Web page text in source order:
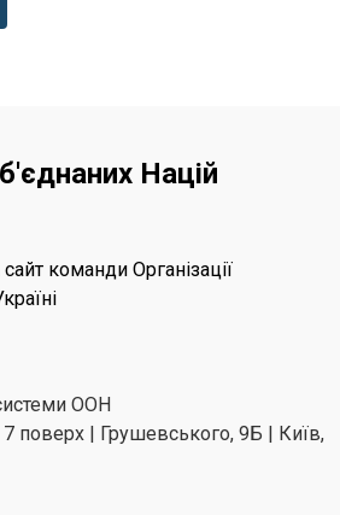
Націй
команди Організації
ООН
7 поверх | Грушевського, 9Б | Київ,